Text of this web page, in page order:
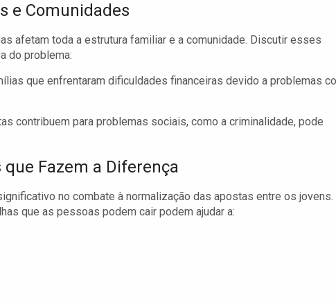
e Comunidades
afetam toda a estrutura familiar e a comunidade. Discutir esses
do problema:
que enfrentaram dificuldades financeiras devido a problemas
contribuem para problemas sociais, como a criminalidade, pode
Fazem a Diferença
no combate à normalização das apostas entre os jovens.
que as pessoas podem cair podem ajudar a: